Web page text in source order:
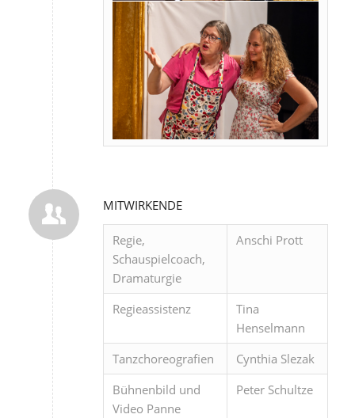
MITWIRKENDE
Regie,
Schauspielcoach,
Dramaturgie
Anschi Prott
Regieassistenz
Tina
Henselmann
Tanzchoreografien
Cynthia Slezak
Bühnenbild und
Video Panne
Peter Schultze